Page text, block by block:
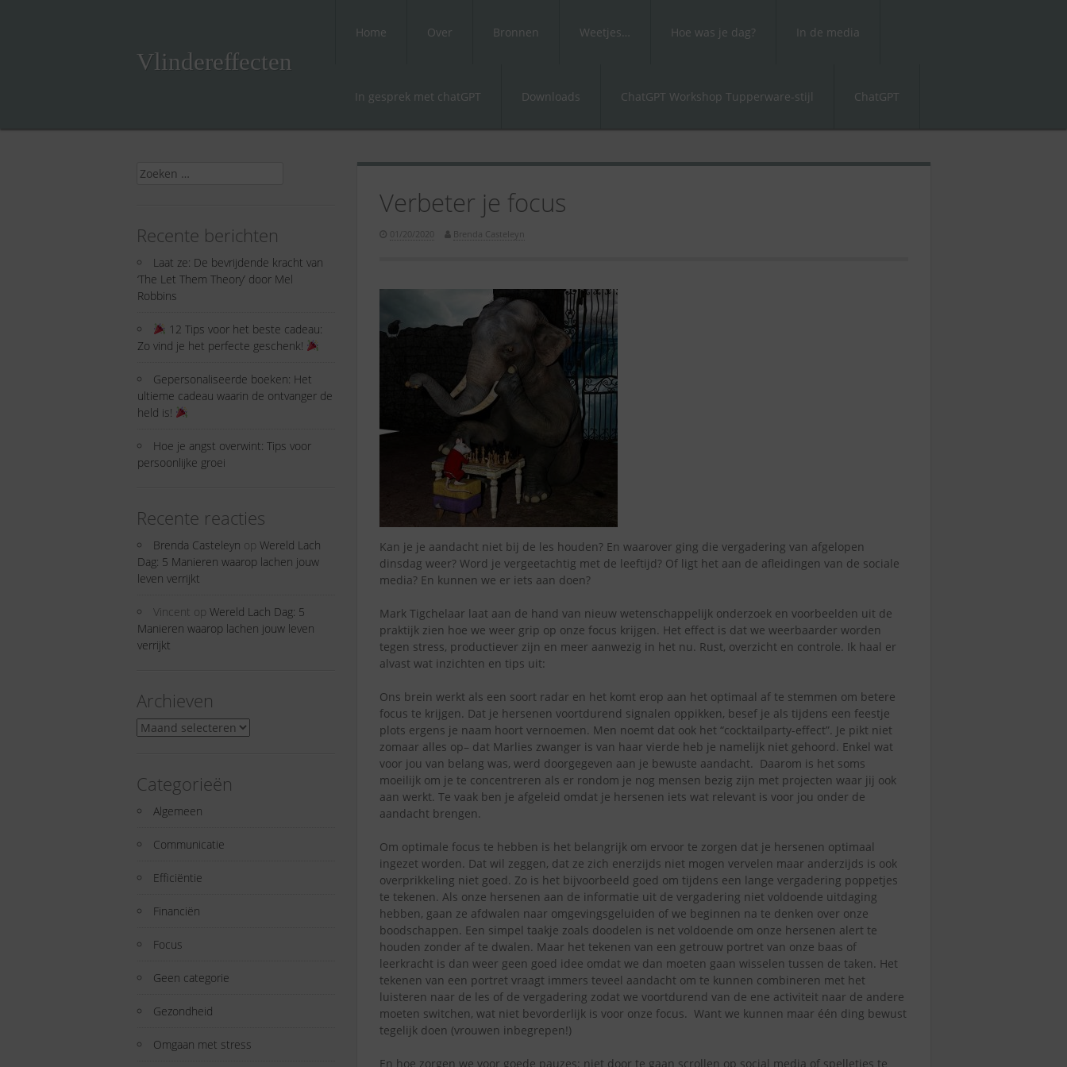
Vlindereffecten
Home Over Bronnen Weetjes… Hoe was je dag? In de media
In gesprek met chatGPT Downloads ChatGPT Workshop Tupperware-stijl ChatGPT
Verbeter je focus
Brenda Casteleyn
Kan je je aandacht niet bij de les houden? En waarover ging die vergadering van afgelopen
dinsdag weer? Word je vergeetachtig met de leeftijd? Of ligt het aan de afleidingen van de sociale
media? En kunnen we er iets aan doen?
Mark Tigchelaar laat aan de hand van nieuw wetenschappelijk onderzoek en voorbeelden uit de
praktijk zien hoe we weer grip op onze focus krijgen. Het effect is dat we weerbaarder worden
tegen stress, productiever zijn en meer aanwezig in het nu. Rust, overzicht en controle. Ik haal er
alvast wat inzichten en tips uit:
Ons brein werkt als een soort radar en het komt erop aan het optimaal af te stemmen om betere
focus te krijgen. Dat je hersenen voortdurend signalen oppikken, besef je als tijdens een feestje
plots ergens je naam hoort vernoemen. Men noemt dat ook het “cocktailparty-effect”. Je pikt niet
zomaar alles op– dat Marlies zwanger is van haar vierde heb je namelijk niet gehoord. Enkel wat
voor jou van belang was, werd doorgegeven aan je bewuste aandacht. Daarom is het soms
moeilijk om je te concentreren als er rondom je nog mensen bezig zijn met projecten waar jij ook
aan werkt. Te vaak ben je afgeleid omdat je hersenen iets wat relevant is voor jou onder de
aandacht brengen.
Om optimale focus te hebben is het belangrijk om ervoor te zorgen dat je hersenen optimaal
ingezet worden. Dat wil zeggen, dat ze zich enerzijds niet mogen vervelen maar anderzijds is ook
overprikkeling niet goed. Zo is het bijvoorbeeld goed om tijdens een lange vergadering poppetjes
te tekenen. Als onze hersenen aan de informatie uit de vergadering niet voldoende uitdaging
hebben, gaan ze afdwalen naar omgevingsgeluiden of we beginnen na te denken over onze
boodschappen. Een simpel taakje zoals doodelen is net voldoende om onze hersenen alert te
houden zonder af te dwalen. Maar het tekenen van een getrouw portret van onze baas of
leerkracht is dan weer geen goed idee omdat we dan moeten gaan wisselen tussen de taken. Het
tekenen van een portret vraagt immers teveel aandacht om te kunnen combineren met het
luisteren naar de les of de vergadering zodat we voortdurend van de ene activiteit naar de andere
moeten switchen, wat niet bevorderlijk is voor onze focus. Want we kunnen maar één ding bewust
tegelijk doen (vrouwen inbegrepen!)
En hoe zorgen we voor goede pauzes: niet door te gaan scrollen op social media of spelletjes te
Zoeken
Recente berichten
Laat ze: De bevrijdende kracht van
‘The Let Them Theory’ door Mel
Robbins
12 Tips voor het beste cadeau:
Zo vind je het perfecte geschenk!
Gepersonaliseerde boeken: Het
ultieme cadeau waarin de ontvanger de
held is!
Hoe je angst overwint: Tips voor
persoonlijke groei
Recente reacties
Brenda Casteleyn op Wereld Lach
Dag: 5 Manieren waarop lachen jouw
leven verrijkt
Vincent op Wereld Lach Dag: 5
Manieren waarop lachen jouw leven
verrijkt
Archieven
Archieven
Categorieën
Algemeen
Communicatie
Efficiëntie
Financiën
Focus
Geen categorie
Gezondheid
Omgaan met stress